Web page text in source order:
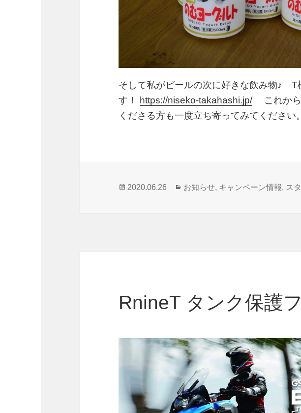
そして私がビールの次に好きな飲み物♪ T
す！
https://niseko-takahashi.jp/これから
くださる方も一度立ち寄ってみてくださ
投
2020.06.26
カ
お知らせ, キャンペーン情報, ス
RnineT タンク保護